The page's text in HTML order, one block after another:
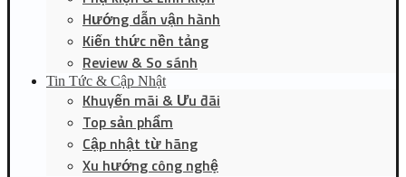
Hướng dẫn vận hành
Kiến thức nền tảng
Review & So sánh
Tin Tức & Cập Nhật
Khuyến mãi & Ưu đãi
Top sản phẩm
Cập nhật từ hãng
Xu hướng công nghệ